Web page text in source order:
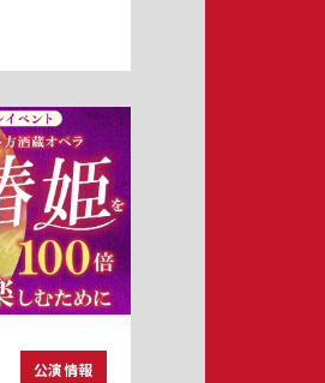
公演情報